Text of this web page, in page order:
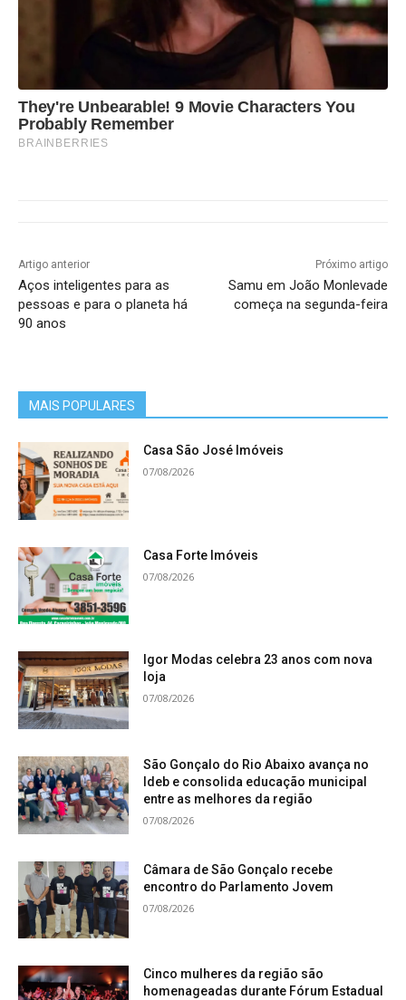
They're Unbearable! 9 Movie Characters You
Probably Remember
BRAINBERRIES
Artigo anterior
Aços inteligentes para as
pessoas e para o planeta há
90 anos
Próximo artigo
Samu em João Monlevade
começa na segunda-feira
MAIS POPULARES
Casa São José Imóveis
07/08/2026
Casa Forte Imóveis
07/08/2026
Igor Modas celebra 23 anos com nova
loja
07/08/2026
São Gonçalo do Rio Abaixo avança no
Ideb e consolida educação municipal
entre as melhores da região
07/08/2026
Câmara de São Gonçalo recebe
encontro do Parlamento Jovem
07/08/2026
Cinco mulheres da região são
homenageadas durante Fórum Estadual